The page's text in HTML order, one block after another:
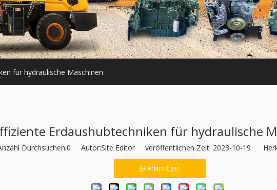
für hydraulische Maschinen
Erdaushubtechniken für hydraulische
Durchsuchen:0 Autor:Site Editor veröffentlichen Zeit: 2023-10-19
erkundigen